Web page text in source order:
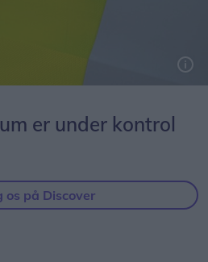
er under kontrol
os på Discover